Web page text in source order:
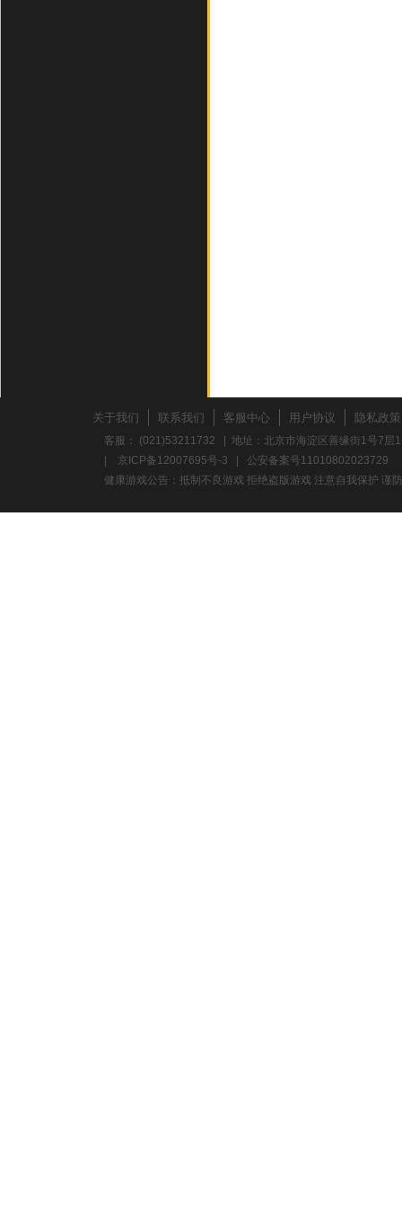
关于我们 联系我们 客服中心 用户协议 隐私政策
客服： (021)53211732 | 地址：北京市海淀区善缘街1号7
京ICP备12007695号-3
公安备案号11010802023729
健康游戏公告：抵制不良游戏 拒绝盗版游戏 注意自我保护 谨